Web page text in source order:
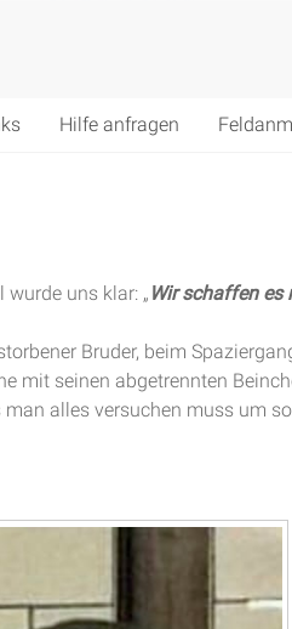
Hilfe anfragen
uns klar: „ Wir schaffen es
Bruder, beim
mit seinen abgetrennten
alles versuchen muss um